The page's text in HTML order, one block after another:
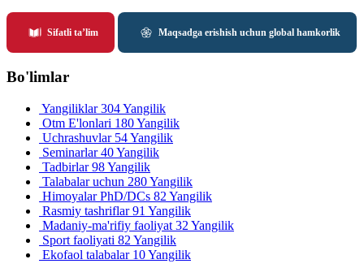
Sifatli ta’lim Maqsadga erishish uchun global hamkorlik
Bo'limlar
Yangiliklar304 Yangilik
Otm E'lonlari 180 Yangilik
Uchrashuvlar 54 Yangilik
Seminarlar40 Yangilik
Tadbirlar98 Yangilik
Talabalar uchun 280 Yangilik
Himoyalar PhD/DCs 82 Yangilik
Rasmiy tashriflar91 Yangilik
Madaniy-ma'rifiy faoliyat 32 Yangilik
Sport faoliyati 82 Yangilik
Ekofaol talabalar 10 Yangilik